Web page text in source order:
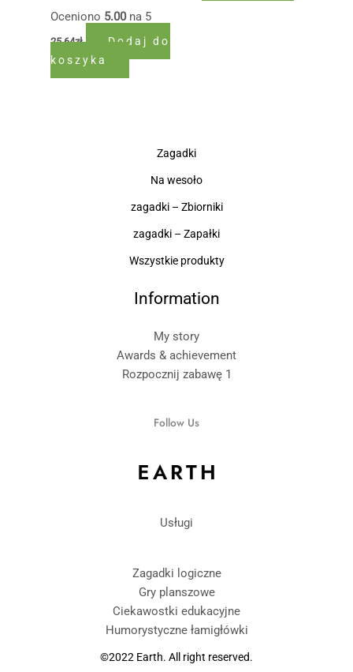
Oceniono 5.00na 5
25,64zł
Dodaj do
koszyka
Zagadki
Na wesoło
zagadki – Zbiorniki
zagadki – Zapałki
Wszystkie produkty
Information
My story
Awards & achievement
Rozpocznij zabawę 1
Follow Us
Usługi
Zagadki logiczne
Gry planszowe
Ciekawostki edukacyjne
Humorystyczne łamigłówki
©2022 Earth. All right reserved.